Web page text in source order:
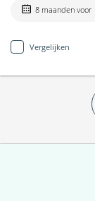
8 maanden voor
Vergelijken